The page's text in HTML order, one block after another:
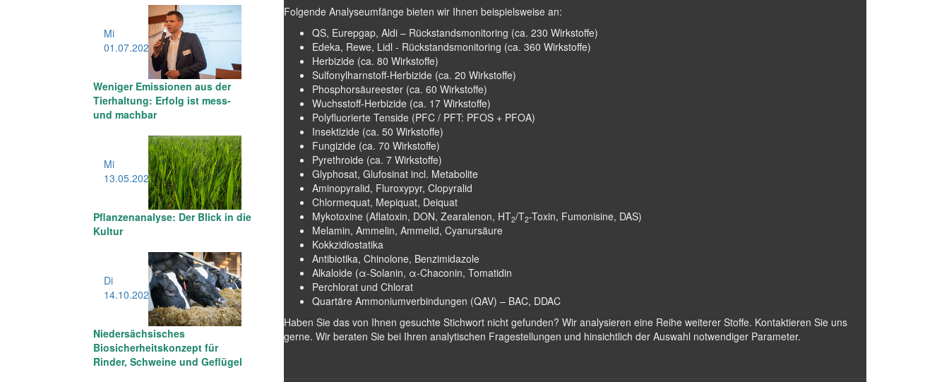
Mi
01.07.2026
Weniger Emissionen aus der
Tierhaltung: Erfolg ist mess-
und machbar
Mi
13.05.2026
Pflanzenanalyse: Der Blick in die
Kultur
Di
14.10.2025
Niedersächsisches
Biosicherheitskonzept für
Rinder, Schweine und Geflügel
Folgende Analyseumfänge bieten wir Ihnen beispielsweise an:
QS, Eurepgap, Aldi – Rückstandsmonitoring (ca. 230 Wirkstoffe)
Edeka, Rewe, Lidl - Rückstandsmonitoring (ca. 360 Wirkstoffe)
Herbizide (ca. 80 Wirkstoffe)
Sulfonylharnstoff-Herbizide (ca. 20 Wirkstoffe)
Phosphorsäureester (ca. 60 Wirkstoffe)
Wuchsstoff-Herbizide (ca. 17 Wirkstoffe)
Polyfluorierte Tenside (PFC / PFT: PFOS + PFOA)
Insektizide (ca. 50 Wirkstoffe)
Fungizide (ca. 70 Wirkstoffe)
Pyrethroide (ca. 7 Wirkstoffe)
Glyphosat, Glufosinat incl. Metabolite
Aminopyralid, Fluroxypyr, Clopyralid
Chlormequat, Mepiquat, Deiquat
Mykotoxine (Aflatoxin, DON, Zearalenon, HT2/T2-Toxin, Fumonisine, DAS)
Melamin, Ammelin, Ammelid, Cyanursäure
Kokkzidiostatika
Antibiotika, Chinolone, Benzimidazole
Alkaloide (α-Solanin, α-Chaconin, Tomatidin
Perchlorat und Chlorat
Quartäre Ammoniumverbindungen (QAV) – BAC, DDAC
Haben Sie das von Ihnen gesuchte Stichwort nicht gefunden? Wir analysieren eine Reihe weiterer Stoffe. Kontaktieren Sie uns
gerne. Wir beraten Sie bei Ihren analytischen Fragestellungen und hinsichtlich der Auswahl notwendiger Parameter.